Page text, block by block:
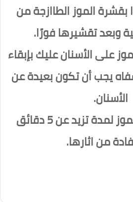
بقشرة الموز الطاازجة من
وبعد تقشيرها فورًا.
على الأسنان عليك بإبقاء
يجب أن تكون بعيدة عن
الأسنان.
عليك ترك قشر الموز لمدة تزيد عن 5 دقائق
من اثارها.